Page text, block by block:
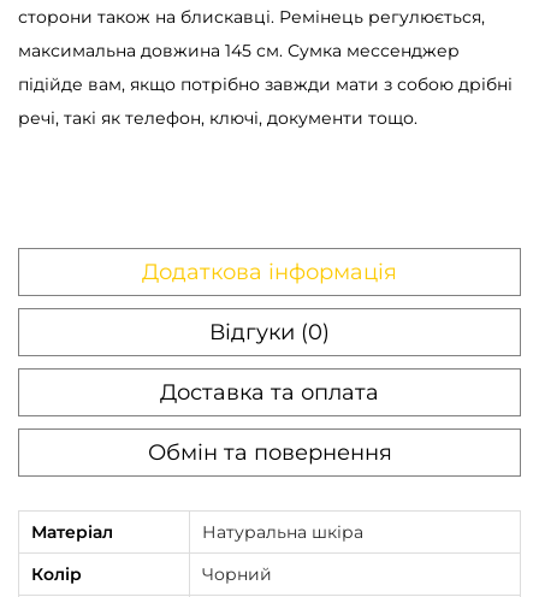
л
о
в
і
k
l
о
н
а
к
і
сторони також на блискавці. Ремінець регулюється,
максимальна довжина 145 см. Сумка мессенджер
підійде вам, якщо потрібно завжди мати з собою дрібні
речі, такі як телефон, ключі, документи тощо.
Додаткова інформація
Відгуки (0)
Доставка та оплата
Обмін та повернення
Матеріал
Натуральна шкіра
Колір
Чорний